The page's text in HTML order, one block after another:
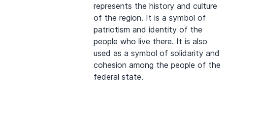
represents the history and culture
of the region. It is a symbol of
patriotism and identity of the
people who live there. It is also
used as a symbol of solidarity and
cohesion among the people of the
federal state.